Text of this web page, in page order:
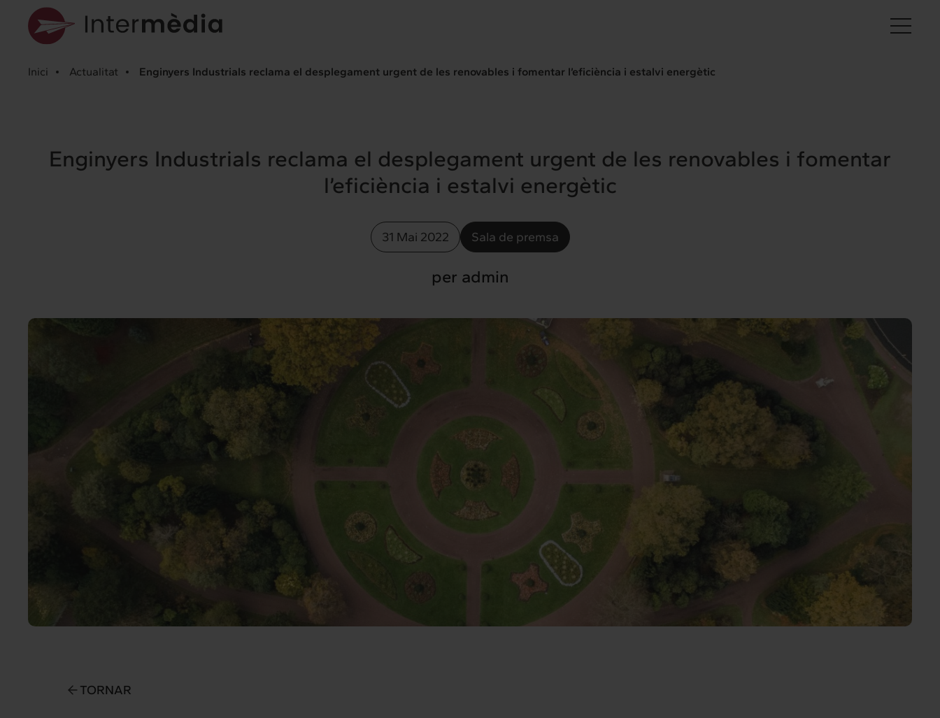
Inici Actualitat Enginyers Industrials reclama el desplegament urgent de les renovables i fomentar l’eficiència i estalvi energètic
Enginyers Industrials reclama el desplegament urgent de les renovables i fomentar
l’eficiència i estalvi energètic
31 Mai 2022 Sala de premsa
per admin
TORNAR